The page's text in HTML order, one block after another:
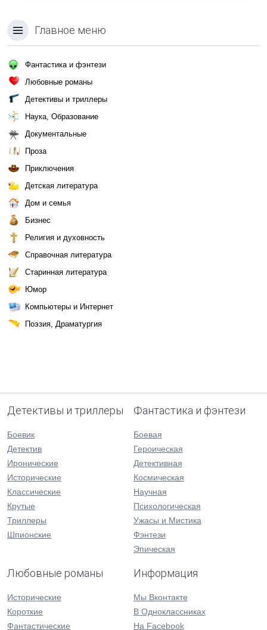
Главное меню
Фантастика и фэнтези
Любовные романы
Детективы и триллеры
Наука, Образование
Документальные
Проза
Приключения
Детская литература
Дом и семья
Бизнес
Религия и духовность
Справочная литература
Старинная литература
Юмор
Компьютеры и Интернет
Поэзия, Драматургия
Детективы и триллеры
Боевик
Детектив
Иронические
Исторические
Классические
Крутые
Триллеры
Шпионские
Фантастика и фэнтези
Боевая
Героическая
Детективная
Космическая
Научная
Психологическая
Ужасы и Мистика
Фэнтези
Эпическая
Любовные романы
Исторические
Короткие
Фантастические
Информация
Мы Вконтакте
В Одноклассниках
На Facebook